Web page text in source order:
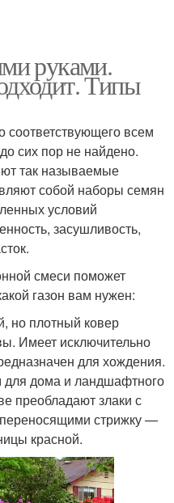
руками.
Типы
соответствующего всем
сих пор не найдено.
так называемые
собой наборы семян
условий
засушливость,
смеси поможет
газон вам нужен:
но плотный ковер
Имеет исключительно
для хождения.
дома и ландшафтного
преобладают злаки с
стрижку —
красной.